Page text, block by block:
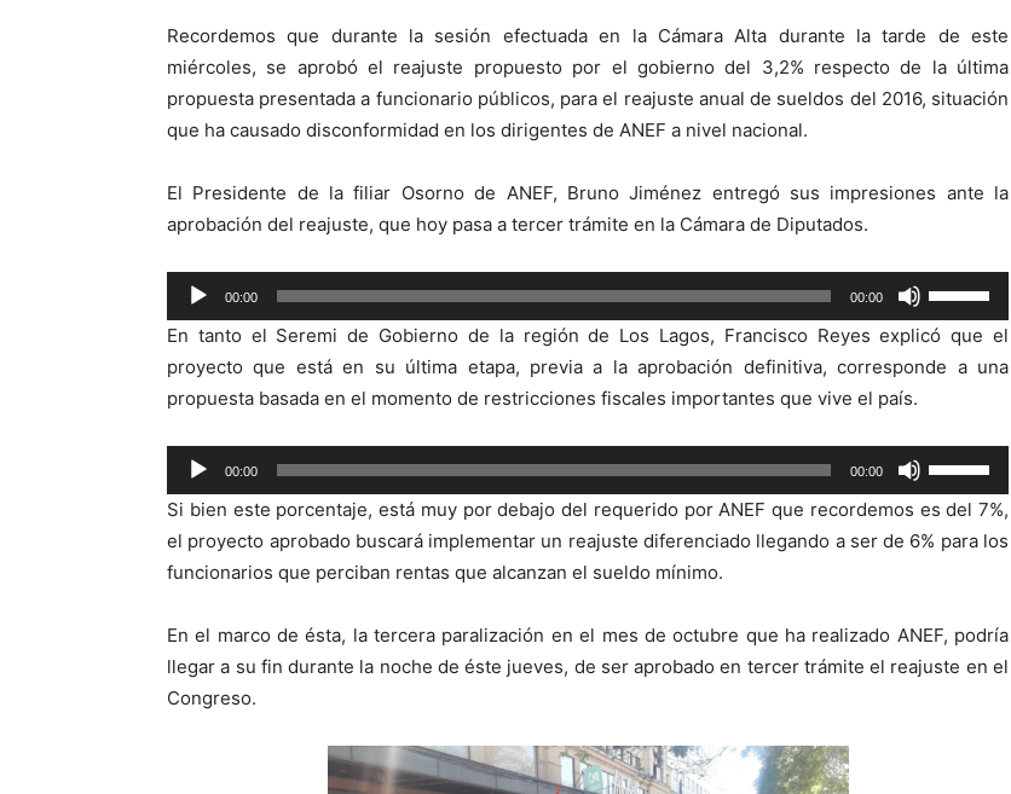
Recordemos que durante la sesión efectuada en la Cámara Alta durante la tarde de este
miércoles, se aprobó el reajuste propuesto por el gobierno del 3,2% respecto de la última
propuesta presentada a funcionario públicos, para el reajuste anual de sueldos del 2016, situación
que ha causado disconformidad en los dirigentes de ANEF a nivel nacional.
El Presidente de la filiar Osorno de ANEF, Bruno Jiménez entregó sus impresiones ante la
aprobación del reajuste, que hoy pasa a tercer trámite en la Cámara de Diputados.
Reproductor
de
audio
00:00 00:00
las
teclas
de
arriba/abajo
para
aumentar
o
volumen.
En tanto el Seremi de Gobierno de la región de Los Lagos, Francisco Reyes explicó que el
proyecto que está en su última etapa, previa a la aprobación definitiva, corresponde a una
propuesta basada en el momento de restricciones fiscales importantes que vive el país.
Reproductor
de
audio
00:00 00:00
las
teclas
de
para
aumentar
Si bien este porcentaje, está muy por debajo del requerido por ANEF que recordemos es del 7%,
el proyecto aprobado buscará implementar un reajuste diferenciado llegando a ser de 6% para los
funcionarios que perciban rentas que alcanzan el sueldo mínimo.
En el marco de ésta, la tercera paralización en el mes de octubre que ha realizado ANEF, podría
llegar a su fin durante la noche de éste jueves, de ser aprobado en tercer trámite el reajuste en el
Congreso.